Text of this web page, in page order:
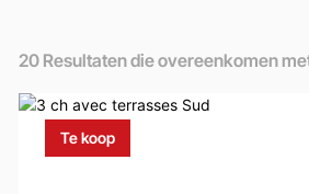
20 Resultaten die overeenkomen
Te koop